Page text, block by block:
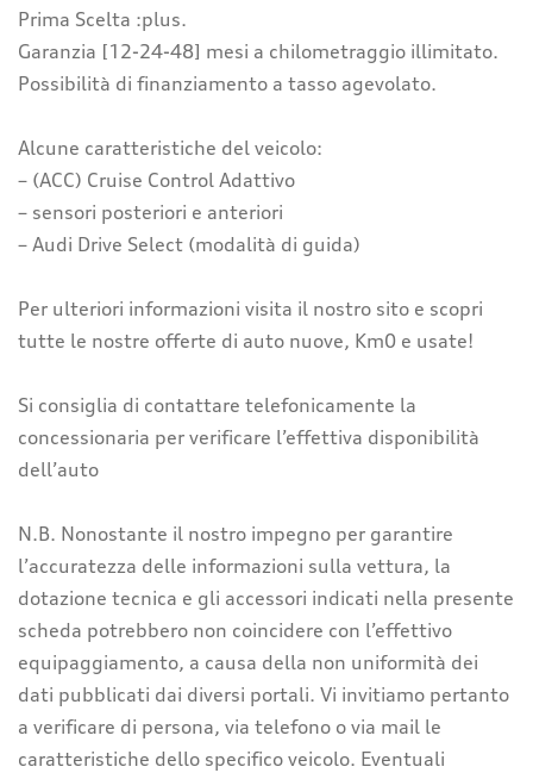
Prima Scelta :plus.
Garanzia [12-24-48] mesi a chilometraggio illimitato.
Possibilità di finanziamento a tasso agevolato.
Alcune caratteristiche del veicolo:
– (ACC) Cruise Control Adattivo
– sensori posteriori e anteriori
– Audi Drive Select (modalità di guida)
Per ulteriori informazioni visita il nostro sito e scopri
tutte le nostre offerte di auto nuove, Km0 e usate!
Si consiglia di contattare telefonicamente la
concessionaria per verificare l’effettiva disponibilità
dell’auto
N.B. Nonostante il nostro impegno per garantire
l’accuratezza delle informazioni sulla vettura, la
dotazione tecnica e gli accessori indicati nella presente
scheda potrebbero non coincidere con l’effettivo
equipaggiamento, a causa della non uniformità dei
dati pubblicati dai diversi portali. Vi invitiamo pertanto
a verificare di persona, via telefono o via mail le
caratteristiche dello specifico veicolo. Eventuali